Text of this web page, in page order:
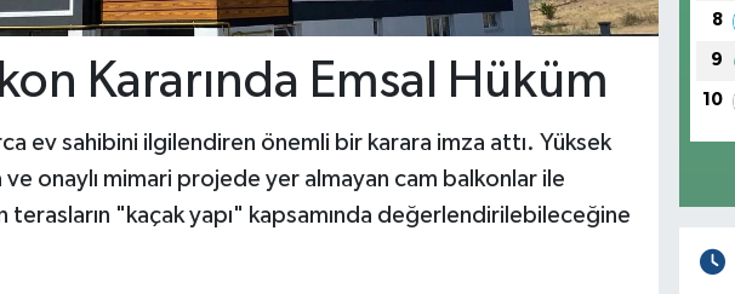
Kararında Emsal Hüküm
ev sahibini ilgilendiren önemli bir karara imza attı. Yüksek
onaylı mimari projede yer almayan cam balkonlar ile
terasların "kaçak yapı" kapsamında değerlendirilebileceğine
8
9
10